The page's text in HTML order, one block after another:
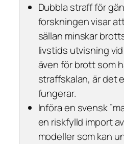
Dubbla straff för
forskningen visar
sällan minskar
livstids utvisning
även för brott som
straffskalan, är det
fungerar.
Införa en svensk
en riskfylld import
modeller som kan